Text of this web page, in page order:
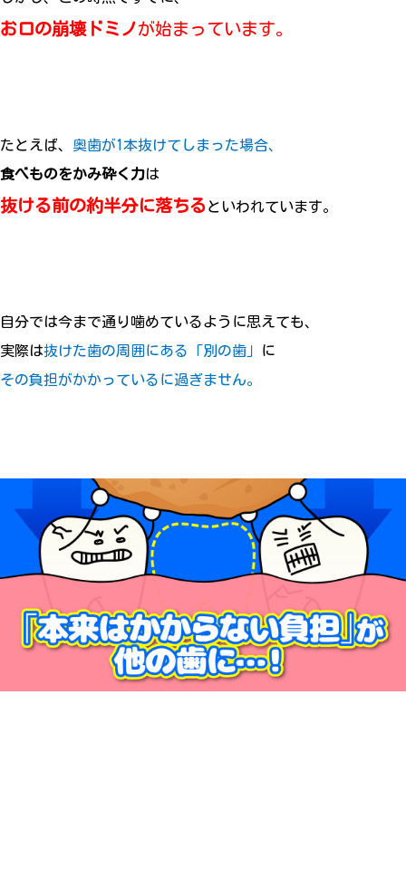
お口の崩壊ドミノが始まっています。
たとえば、 奥歯が1本抜けてしまった場合、
食べものをかみ砕く力は
抜ける前の約半分に落ちるといわれています。
自分では今まで通り噛めているように思えても、
実際は抜けた歯の周囲にある「別の歯」
に
その負担がかかっているに過ぎません。